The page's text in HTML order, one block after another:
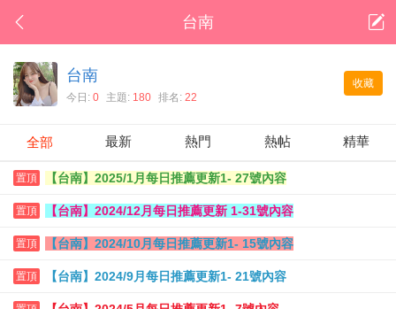
台南
收藏
台南
今日: 0 主題: 180 排名: 22
全部 最新 熱門 熱帖 精華
置頂 【台南】2025/1月每日推薦更新1- 27號內容
置頂 【台南】2024/12月每日推薦更新 1-31號內容
置頂 【台南】2024/10月每日推薦更新1- 15號內容
置頂 【台南】2024/9月每日推薦更新1- 21號內容